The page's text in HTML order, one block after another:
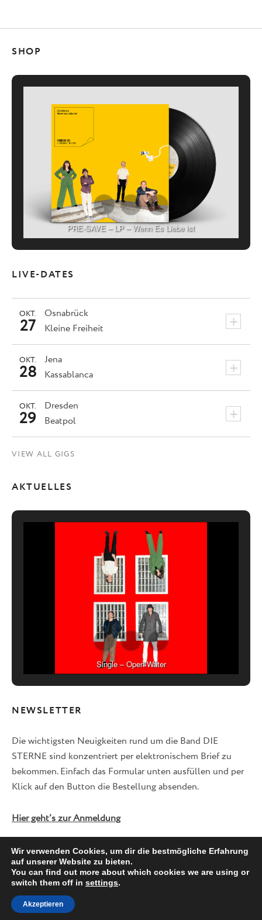
SHOP
PRE-SAVE – LP – Wenn Es Liebe ist
LIVE-DATES
Osnabrück +
OKT.
27 Kleine Freiheit
Jena +
OKT.
28 Kassablanca
Dresden +
OKT.
29 Beatpol
VIEW ALL GIGS
AKTUELLES
Single – Open Water
NEWSLETTER
Die wichtigsten Neuigkeiten rund um die Band DIE
STERNE sind konzentriert per elektronischem Brief zu
bekommen. Einfach das Formular unten ausfüllen und per
Klick auf den Button die Bestellung absenden.
Hier geht’s zur Anmeldung
FacebookTwitterInstagram
© 2026 DIE STERNE -
Wir verwenden Cookies, um dir die bestmögliche Erfahrung
auf unserer Website zu bieten.
You can find out more about which cookies we are using or
switch them off in settings.
Akzeptieren